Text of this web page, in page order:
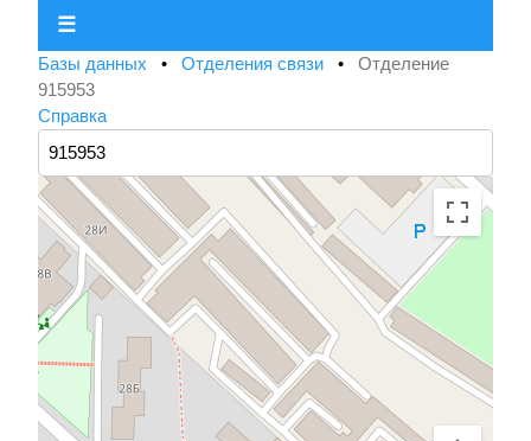
☰
Базы данных • Отделения связи • Отделение
915953
Справка